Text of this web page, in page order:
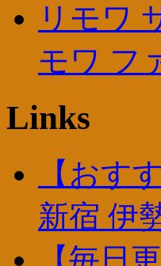
リモワ
モワ フ
Links
【おす
新宿 伊